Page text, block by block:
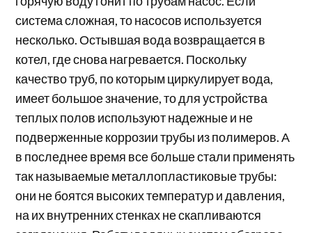
система сложная, то насосов используется
несколько. Остывшая вода возвращается в
котел, где снова нагревается. Поскольку
качество труб, по которым циркулирует вода,
имеет большое значение, то для устройства
теплых полов используют надежные и не
подверженные коррозии трубы из полимеров. А
в последнее время все больше стали применять
так называемые металлопластиковые трубы:
они не боятся высоких температур и давления,
на их внутренних стенках не скапливаются